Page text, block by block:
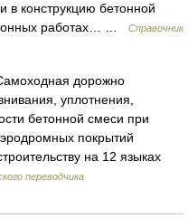
в конструкцию бетонной
работах… …
Справочник
дорожно
уплотнения,
бетонной смеси при
покрытий
на 12 языках
переводчика